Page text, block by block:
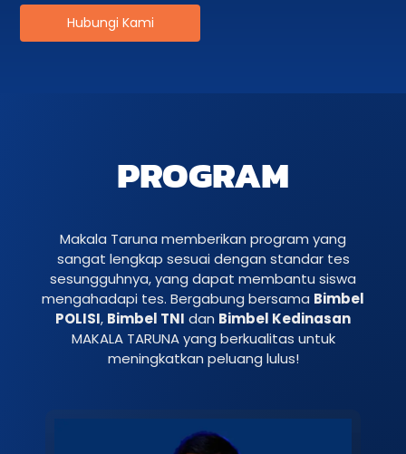
Hubungi Kami
PROGRAM
Makala Taruna memberikan program yang
sangat lengkap sesuai dengan standar tes
sesungguhnya, yang dapat membantu siswa
mengahadapi tes. Bergabung bersama Bimbel
POLISI, Bimbel TNI dan Bimbel Kedinasan
MAKALA TARUNA yang berkualitas untuk
meningkatkan peluang lulus!